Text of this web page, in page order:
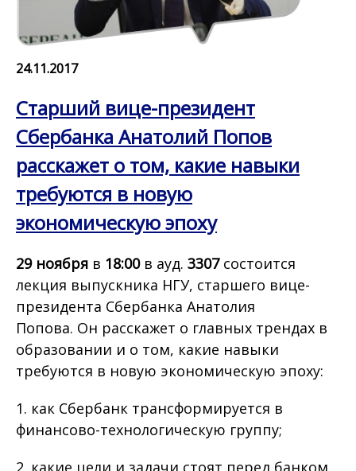
24.11.2017
Старший вице-президент
Сбербанка Анатолий Попов
расскажет о том, какие навыки
требуются в новую
экономическую эпоху
29 ноября в 18:00в ауд. 3307состоится
лекция выпускника НГУ, старшего вице-
президента Сбербанка Анатолия
Попова. Он расскажет о главных трендах в
образовании и о том, какие навыки
требуются в новую экономическую эпоху:
1. как Сбербанк трансформируется в
финансово-технологическую группу;
2. какие цели и задачи стоят перед банком